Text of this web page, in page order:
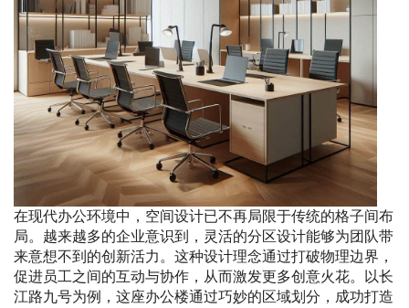
在现代办公环境中，空间设计已不再局限于传统的格子间布
局。越来越多的企业意识到，灵活的分区设计能够为团队带
来意想不到的创新活力。这种设计理念通过打破物理边界，
促进员工之间的互动与协作，从而激发更多创意火花。以长
江路九号为例，这座办公楼通过巧妙的区域划分，成功打造